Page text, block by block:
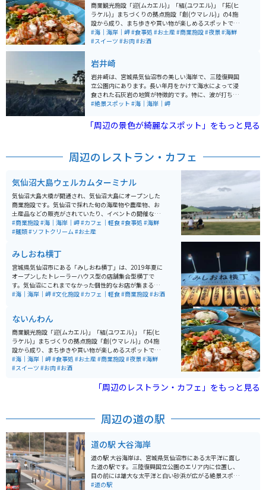
商業観光施設「迎(ムカエル)」「結(ユワエル)」「拓(ヒ
ラケル)」まちづくりの拠点施設「創(ウマレル)」の4施
設から成り、まち歩きや買い物が楽しめるスポットで
す。 地元の食材を使ったグルメを楽しむのはもちろん、
ここでしかゲットできないお土産などもあります。 施設
がてら足を伸ばしてみては？潮風を感じながら、間近に
見る漁船は圧巻です！運が良ければ、漁師さんに会うこ
とができるかも。
#海｜海岸｜岬#食事処 #お土産#商業施設#夜景#海鮮
#スイーツ #お肉#お酒
岩井崎
岩井崎は、宮城県気仙沼市の美しい海岸で、三陸復興国
立公園内にあります。長い年月をかけて海水によって浸
食された石灰岩の地質が特徴的です。特に、波が打ち寄
せるたびに潮を吹き上げる「潮吹岩」は圧巻で、自然の
松」と呼ばれる復興のシンボルとなった松の木があり、
東日本大震災後の再生の象徴として知られています。ま
所も整備されています。アクセスも良く、気仙沼市の中
#絶景スポット #海｜海岸｜岬
「周辺の景色が綺麗なスポット」をもっと見る
周辺のレストラン・カフェ
気仙沼大島ウェルカムターミナル
気仙沼大島大橋が開通され、気仙沼大島にオープンした
商業施設です。気仙沼で採れた旬の海産物や農産物、お
土産品などの販売がされていたり、イベントの開催など
も行われています。隣には飲食店、カフェも備わってい
るので、休憩にはちょうど良いスポットです。
#商業施設#海｜海岸｜岬#カフェ｜軽食#食事処 #海鮮
#麺類#ソフトクリーム#お土産
みしおね横丁
宮城県気仙沼市にある「みしおね横丁」は、2019年夏に
オープンしたトレーラーハウス型の店舗集合型横丁で
す。気仙沼にこれまでなかった個性的なお店が集まる場
所として、地元住民や観光客に人気を集めています。 み
多様なグルメスポットが揃っています。気仙沼魚市場の
近くに位置し、漁港としての気仙沼市の魅力を感じるこ
とができるスポットです。各店舗の営業時間や休業日は
異なるため、訪問前に確認することをおすすめします。
#海｜海岸｜岬#文化施設#カフェ｜軽食#商業施設#お酒
ないんわん
商業観光施設「迎(ムカエル)」「結(ユワエル)」「拓(ヒ
ラケル)」まちづくりの拠点施設「創(ウマレル)」の4施
設から成り、まち歩きや買い物が楽しめるスポットで
す。 地元の食材を使ったグルメを楽しむのはもちろん、
ここでしかゲットできないお土産などもあります。 施設
がてら足を伸ばしてみては？潮風を感じながら、間近に
#海｜海岸｜岬#食事処 #お土産#商業施設#夜景#海鮮
#スイーツ #お肉#お酒
「周辺のレストラン・カフェ」をもっと見る
周辺の道の駅
道の駅 大谷海岸
道の駅 大谷海岸は、宮城県気仙沼市にある太平洋に面し
た道の駅です。三陸復興国立公園のエリア内に位置し、
目の前には雄大な太平洋と白い砂浜が広がる絶景スポッ
トです。 施設内には、地元でとれた新鮮な魚介類を販売
#道の駅